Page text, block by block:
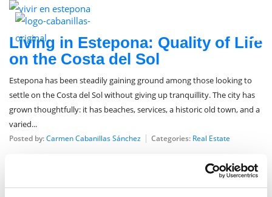
Living in Estepona: Quality of Life
on the Costa del Sol
Estepona has been steadily gaining ground among those looking to
settle on the Costa del Sol without giving up tranquillity. The city has
grown thoughtfully: it has beaches, services, a historic old town, and a
varied...
Posted by:Carmen Cabanillas Sánchez Categories: Real Estate